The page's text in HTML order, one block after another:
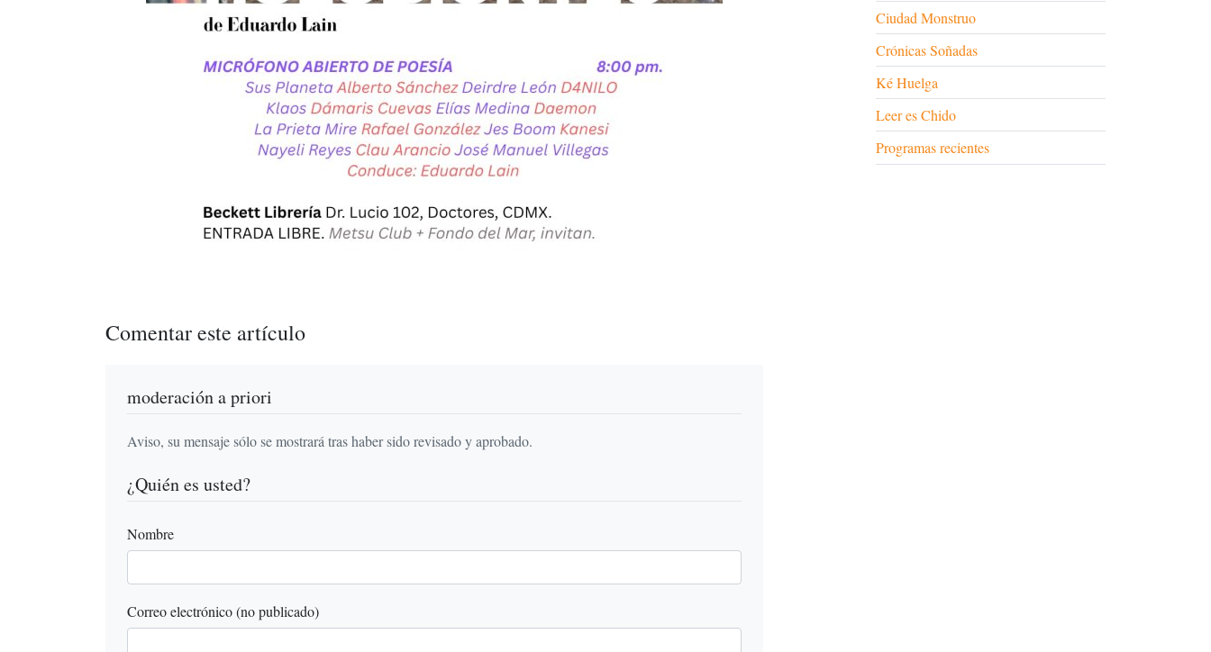
Comentar este artículo
moderación a priori
Aviso, su mensaje sólo se mostrará tras haber sido revisado y aprobado.
¿Quién es usted?
Nombre
Correo electrónico (no publicado)
Ciudad Monstruo
Crónicas Soñadas
Ké Huelga
Leer es Chido
Programas recientes